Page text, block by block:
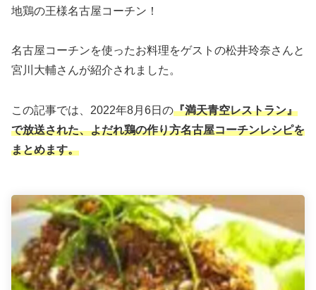
地鶏の王様名古屋コーチン！
名古屋コーチンを使ったお料理をゲストの松井玲奈さんと
宮川大輔さんが紹介されました。
この記事では、2022年8月6日の『満天青空レストラン』
で放送された、よだれ鶏の作り方名古屋コーチンレシピを
まとめます。